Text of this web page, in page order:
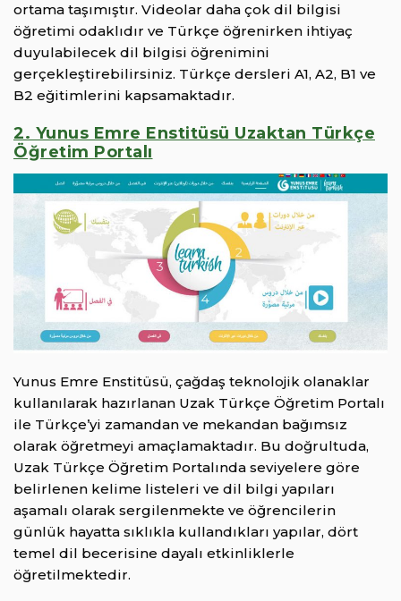
ortama taşımıştır. Videolar daha çok dil bilgisi
öğretimi odaklıdır ve Türkçe öğrenirken ihtiyaç
duyulabilecek dil bilgisi öğrenimini
gerçekleştirebilirsiniz. Türkçe dersleri A1, A2, B1 ve
B2 eğitimlerini kapsamaktadır.
2. Yunus Emre Enstitüsü Uzaktan Türkçe
Öğretim Portalı
Yunus Emre Enstitüsü, çağdaş teknolojik olanaklar
kullanılarak hazırlanan Uzak Türkçe Öğretim Portalı
ile Türkçe’yi zamandan ve mekandan bağımsız
olarak öğretmeyi amaçlamaktadır. Bu doğrultuda,
Uzak Türkçe Öğretim Portalında seviyelere göre
belirlenen kelime listeleri ve dil bilgi yapıları
aşamalı olarak sergilenmekte ve öğrencilerin
günlük hayatta sıklıkla kullandıkları yapılar, dört
temel dil becerisine dayalı etkinliklerle
öğretilmektedir.